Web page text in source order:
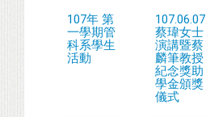
107年 第
一學期管
科系學生
活動
107.06.07
蔡瑋女士
演講暨蔡
麟筆教授
紀念獎助
學金頒獎
儀式